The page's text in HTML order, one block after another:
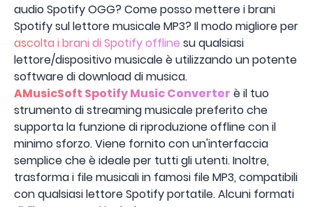
audio Spotify OGG? Come posso mettere i brani
Spotify sul lettore musicale MP3? Il modo migliore per
ascolta i brani di Spotify offline su qualsiasi
lettore/dispositivo musicale è utilizzando un potente
software di download di musica.
AMusicSoft Spotify Music Converter è il tuo
strumento di streaming musicale preferito che
supporta la funzione di riproduzione offline con il
minimo sforzo. Viene fornito con un'interfaccia
semplice che è ideale per tutti gli utenti. Inoltre,
trasforma i file musicali in famosi file MP3, compatibili
con qualsiasi lettore Spotify portatile. Alcuni formati